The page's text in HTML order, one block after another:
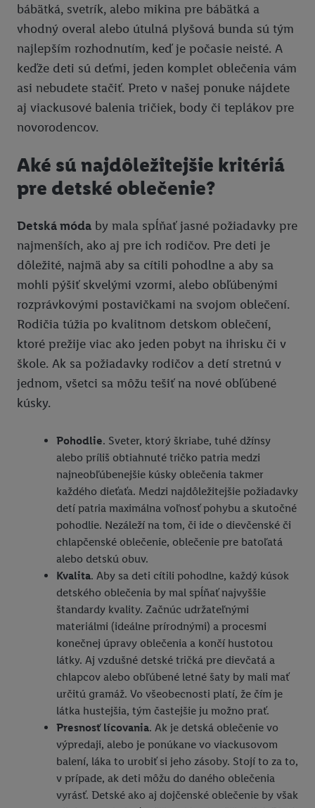
bábätká, svetrík, alebo mikina pre bábätká a
vhodný overal alebo útulná plyšová bunda sú tým
najlepším rozhodnutím, keď je počasie neisté. A
keďže deti sú deťmi, jeden komplet oblečenia vám
asi nebudete stačiť. Preto v našej ponuke nájdete
aj viackusové balenia tričiek, body či teplákov pre
novorodencov.
Aké sú najdôležitejšie kritériá
pre detské oblečenie?
Detská móda by mala spĺňať jasné požiadavky pre
najmenších, ako aj pre ich rodičov. Pre deti je
dôležité, najmä aby sa cítili pohodlne a aby sa
mohli pýšiť skvelými vzormi, alebo obľúbenými
rozprávkovými postavičkami na svojom oblečení.
Rodičia túžia po kvalitnom detskom oblečení,
ktoré prežije viac ako jeden pobyt na ihrisku či v
škole. Ak sa požiadavky rodičov a detí stretnú v
jednom, všetci sa môžu tešiť na nové obľúbené
kúsky.
Pohodlie. Sveter, ktorý škriabe, tuhé džínsy
alebo príliš obtiahnuté tričko patria medzi
najneobľúbenejšie kúsky oblečenia takmer
každého dieťaťa. Medzi najdôležitejšie požiadavky
detí patria maximálna voľnosť pohybu a skutočné
pohodlie. Nezáleží na tom, či ide o dievčenské či
chlapčenské oblečenie, oblečenie pre batoľatá
alebo detskú obuv.
Kvalita. Aby sa deti cítili pohodlne, každý kúsok
detského oblečenia by mal spĺňať najvyššie
štandardy kvality. Začnúc udržateľnými
materiálmi (ideálne prírodnými) a procesmi
konečnej úpravy oblečenia a končí hustotou
látky. Aj vzdušné detské tričká pre dievčatá a
chlapcov alebo obľúbené letné šaty by mali mať
určitú gramáž. Vo všeobecnosti platí, že čím je
látka hustejšia, tým častejšie ju možno prať.
Presnosť lícovania. Ak je detská oblečenie vo
výpredaji, alebo je ponúkane vo viackusovom
balení, láka to urobiť si jeho zásoby. Stojí to za to,
v prípade, ak deti môžu do daného oblečenia
vyrásť. Detské ako aj dojčenské oblečenie by však